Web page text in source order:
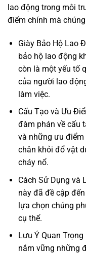
lao động trong môi
điểm chính mà
Giày Bảo Hộ Lao
bảo hộ lao động
còn là một yếu tố
của người lao
làm việc.
Cấu Tạo và Ưu
đàm phán về cấu
và những ưu điểm
chân khỏi đổ vật
cháy nổ.
Cách Sử Dụng và
này đã đề cập
lựa chọn chúng
cụ thể.
Lưu Ý Quan
nắm vững những